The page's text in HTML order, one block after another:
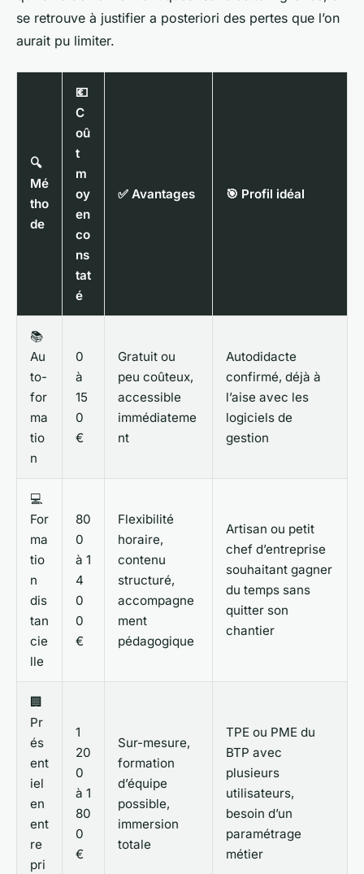
se retrouve à justifier a posteriori des pertes que l’on
aurait pu limiter.
🔍
Mé
tho
de
💶
C
oû
t
m
oy
en
co
ns
tat
é
✅ Avantages 🎯 Profil idéal
📚
Au
to-
for
ma
tio
n
0
à
15
0
€
Gratuit ou
peu coûteux,
accessible
immédiateme
nt
Autodidacte
confirmé, déjà à
l’aise avec les
logiciels de
gestion
💻
For
ma
tio
n
dis
tan
cie
lle
80
0
à 1
4
0
0
€
Flexibilité
horaire,
contenu
structuré,
accompagne
ment
pédagogique
Artisan ou petit
chef d’entreprise
souhaitant gagner
du temps sans
quitter son
chantier
🏢
Pr
és
ent
iel
en
ent
re
pri
1
20
0
à 1
80
0
€
Sur-mesure,
formation
d’équipe
possible,
immersion
totale
TPE ou PME du
BTP avec
plusieurs
utilisateurs,
besoin d’un
paramétrage
métier